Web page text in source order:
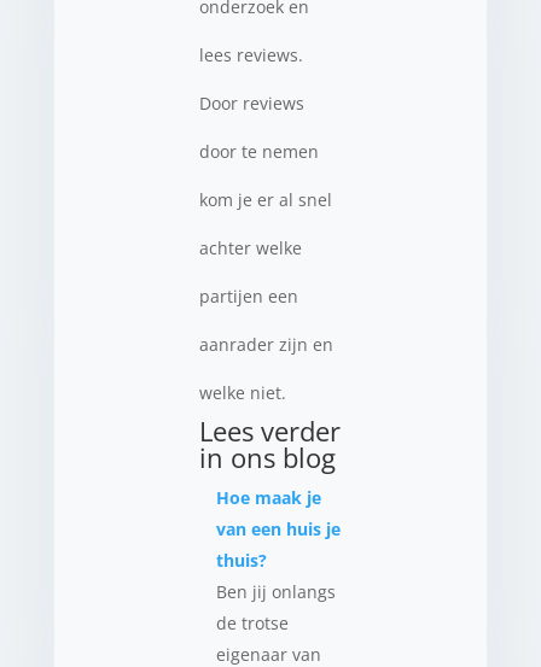
onderzoek en
lees reviews.
Door reviews
door te nemen
kom je er al snel
achter welke
partijen een
aanrader zijn en
welke niet.
Lees verder
in ons blog
Hoe maak je
van een huis je
thuis?
Ben jij onlangs
de trotse
eigenaar van